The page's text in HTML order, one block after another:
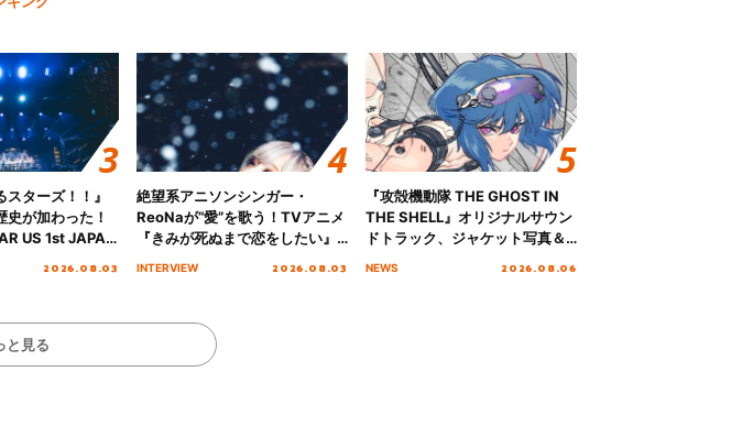
スターズ！！』
史が加わった！
US 1st JAPAN
2026.08.03
絶望系アニソンシンガー・
ReoNaが“愛”を歌う！TVアニメ
『きみが死ぬまで恋をしたい』
INTERVIEW 2026.08.03
『攻殻機動隊 THE GHOST IN
THE SHELL』オリジナルサウン
ドトラック、ジャケット写真＆
NEWS 2026.08.06
と見る